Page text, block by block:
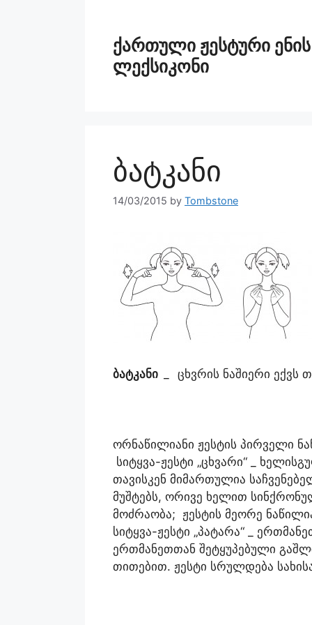
ქართული ჟესტური ენის
ლექსიკონი
ბატკანი
14/03/2015 by Tombstone
ბატკანი ცხვრის ნაშიერი ექვს
ორნაწილიანი ჟესტის პირველი
სიტყვა-ჟესტი „ცხვარი“ _
თავისკენ მიმართულია
მუშტებს, ორივე ხელით
მოძრაობა; ჟესტის მეორე
სიტყვა-ჟესტი „პატარა“ _
ერთმანეთთან შეტყუპებული
თითებით. ჟესტი სრულდება